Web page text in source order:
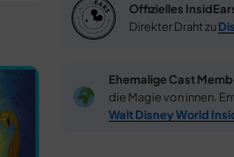
Offizielles
Direkter Draht zu
Ehemalige Cast
die Magie von innen.
Walt Disney World